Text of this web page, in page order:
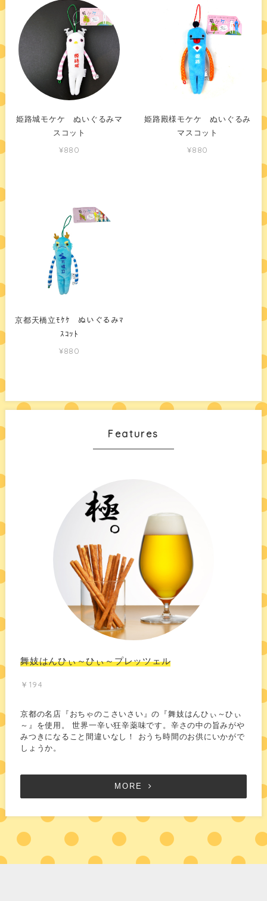
姫路城モケケ ぬいぐるみマ
スコット
¥880
姫路殿様モケケ ぬいぐるみ
マスコット
¥880
京都天橋立ﾓｹｹ ぬいぐるみﾏ
ｽｺｯﾄ
¥880
Features
舞妓はんひぃ～ひぃ～プレッツェル
￥194
京都の名店『おちゃのこさいさい』の『舞妓はんひぃ～ひぃ
～』を使用。 世界一辛い狂辛薬味です。辛さの中の旨みがや
みつきになること間違いなし！ おうち時間のお供にいかがで
しょうか。
MORE